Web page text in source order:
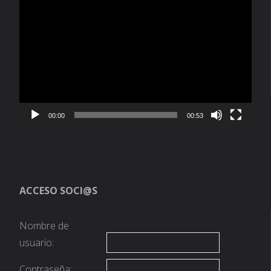
00:00 00:53
ACCESO SOCI@S
Nombre de
usuario: